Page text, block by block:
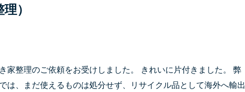
）
家整理のご依頼をお受けしました。 きれいに片付きました。 弊
は、まだ使えるものは処分せず、リサイクル品として海外へ輸出